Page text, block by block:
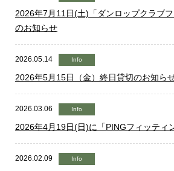
2026年7月11日(土)「ダンロップクラブ
のお知らせ
2026.05.14 Info
2026年5月15日（金）終日貸切のお知ら
2026.03.06 Info
2026年4月19日(日)に「PINGフィッティ
2026.02.09 Info